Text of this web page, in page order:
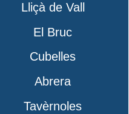
Lliçà de Vall
El Bruc
Cubelles
Abrera
Tavèrnoles